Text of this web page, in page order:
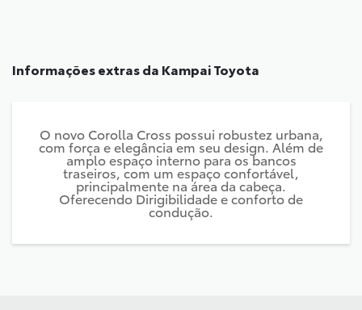
Informações extras da Kampai Toyota
O novo Corolla Cross possui robustez urbana,
com força e elegância em seu design. Além de
amplo espaço interno para os bancos
traseiros, com um espaço confortável,
principalmente na área da cabeça.
Oferecendo Dirigibilidade e conforto de
condução.